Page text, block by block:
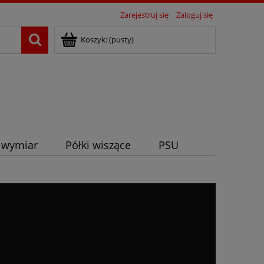
Zarejestruj się Zaloguj się
Koszyk:(pusty)
Półki wiszące PSU